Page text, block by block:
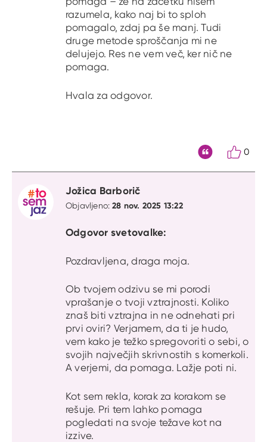
razumela, kako naj bi to sploh
pomagalo, zdaj pa še manj. Tudi
druge metode sproščanja mi ne
delujejo. Res ne vem več, ker nič ne
pomaga.
Hvala za odgovor.
0
Jožica Barborič
Objavljeno:28 nov. 2025 13:22
Odgovor svetovalke:
Pozdravljena, draga moja.
Ob tvojem odzivu se mi porodi
vprašanje o tvoji vztrajnosti. Koliko
znaš biti vztrajna in ne odnehati pri
prvi oviri? Verjamem, da ti je hudo,
vem kako je težko spregovoriti o sebi, o
svojih največjih skrivnostih s komerkoli.
A verjemi, da pomaga. Lažje poti ni.
Kot sem rekla, korak za korakom se
rešuje. Pri tem lahko pomaga
pogledati na svoje težave kot na
izzive.